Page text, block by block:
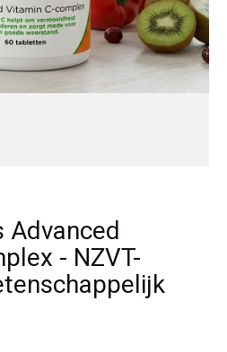
Advanced
- NZVT-